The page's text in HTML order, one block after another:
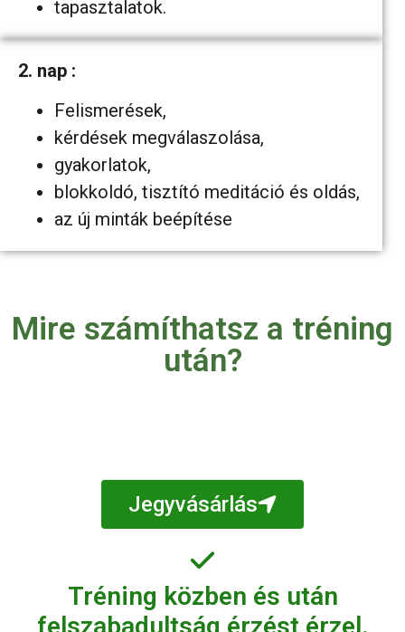
tapasztalatok.
2. nap :
Felismerések,
kérdések megválaszolása,
gyakorlatok,
blokkoldó, tisztító meditáció és oldás,
az új minták beépítése
Mire számíthatsz a tréning
után?
Jegyvásárlás
Tréning közben és után